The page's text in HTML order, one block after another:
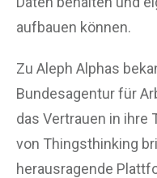
aufbauen können.
Zu Aleph Alphas
Bundesagentur für
das Vertrauen in ihre
von Thingsthinking
herausragende